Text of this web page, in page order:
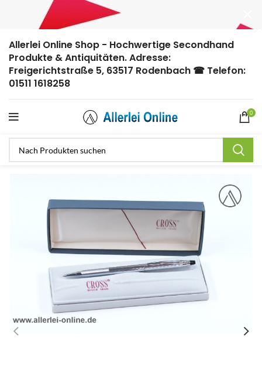
Allerlei Online Shop - Hochwertige Secondhand
Produkte & Antiquitäten. Adresse:
Freigerichtstraße 5, 63517 Rodenbach ☎ Telefon:
01511 1618258
0